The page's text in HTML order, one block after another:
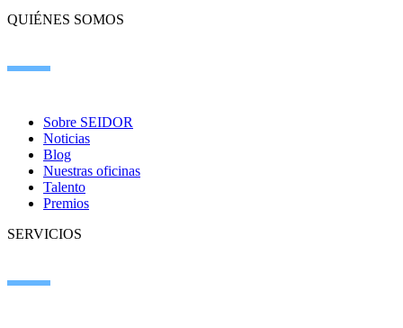
QUIÉNES SOMOS
Sobre SEIDOR
Noticias
Blog
Nuestras oficinas
Talento
Premios
SERVICIOS